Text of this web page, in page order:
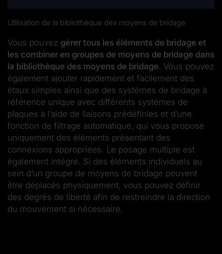
Utilisation de la bibliothèque des moyens de bridage
Vous pouvez gérer tous les éléments de bridage et
les combiner en groupes de moyens de bridage dans
la bibliothèque des moyens de bridage. Vous pouvez
également ajouter rapidement et facilement des
étaux simples ainsi que des systèmes de bridage à
référence unique avec différents systèmes de
plaques à l’aide de liaisons prédéfinies et d’une
fonction de filtrage automatique, qui vous propose
uniquement des éléments présentant des
connexions appropriées. Le posage multiple est
également intégré. Si des éléments individuels au
sein d’un groupe de moyens de bridage peuvent
être déplacés physiquement, vous pouvez définir
des degrés de liberté afin de restreindre la direction
du mouvement si nécessaire.